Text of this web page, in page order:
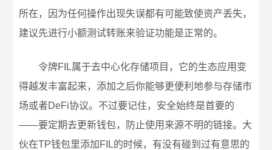
所在，因为任何操作出现失误都有可能致使资产丢失，
建议先进行小额测试转账来验证功能是正常的。
令牌FIL属于去中心化存储项目，它的生态应用变
得越发丰富起来，添加之后你能够更便利地参与存储市
场或者DeFi协议。不过要记住，安全始终是首要的
——要定期去更新钱包，防止使用来源不明的链接。大
伙在TP钱包里添加FIL的时候，有没有碰到过有意思的